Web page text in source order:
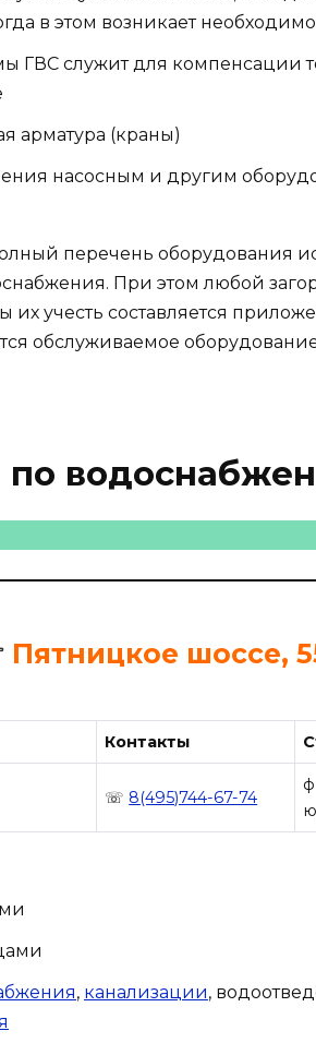
в этом возникает
ГВС служит для компенсации
арматура (краны)
насосным и другим
перечень оборудования
При этом любой
их учесть составляется
обслуживаемое
по
Пятницкое шоссе,
Контакты
☏ 8(495)744-67-74
, канализации,